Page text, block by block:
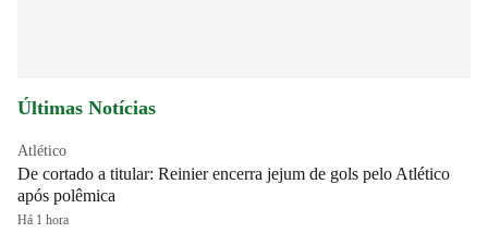
Últimas Notícias
Atlético
De cortado a titular: Reinier encerra jejum de gols pelo Atlético
após polêmica
Há 1 hora